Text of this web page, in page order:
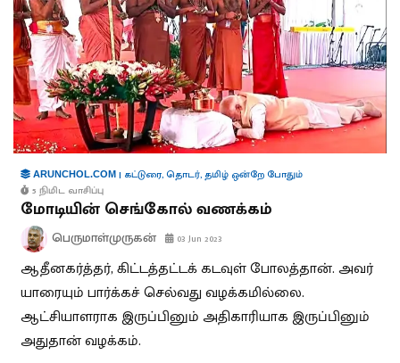
ARUNCHOL.COM | கட்டுரை,தொடர்,தமிழ் ஒன்றே போதும்
5 நிமிட வாசிப்பு
மோடியின் செங்கோல் வணக்கம்
பெருமாள்முருகன் 03 Jun 2023
ஆதீனகர்த்தர், கிட்டத்தட்டக் கடவுள் போலத்தான். அவர்
யாரையும் பார்க்கச் செல்வது வழக்கமில்லை.
ஆட்சியாளராக இருப்பினும் அதிகாரியாக இருப்பினும்
அதுதான் வழக்கம்.